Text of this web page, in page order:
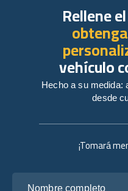
¡Tomará
Rellene
vehículo
Hecho a su medida:
desde